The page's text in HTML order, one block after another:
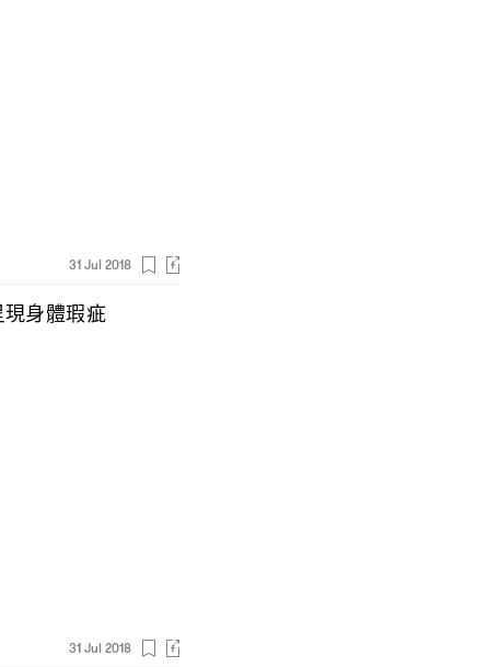
31 Jul 2018
身體瑕疵
31 Jul 2018